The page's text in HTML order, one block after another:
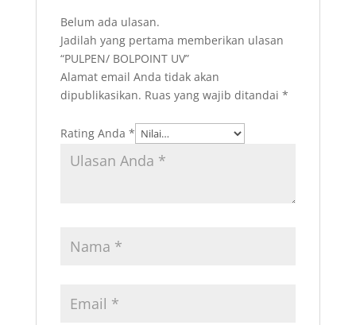
Belum ada ulasan.
Jadilah yang pertama memberikan ulasan
“PULPEN/ BOLPOINT UV”
Alamat email Anda tidak akan
dipublikasikan. Ruas yang wajib ditandai *
Rating Anda *